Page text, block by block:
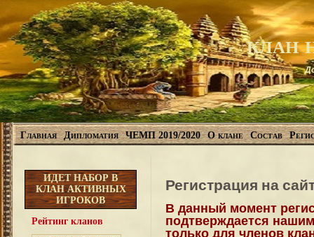
клан
Главная Дипломатия ЧЕМП 2019/2020 О клане Состав
ИДЕТ НАБОР В
КЛАН АКТИВНЫХ
ИГРОКОВ
Рейтинг кланов
Регистрация на
В данный момент
подтверждается
только для членов